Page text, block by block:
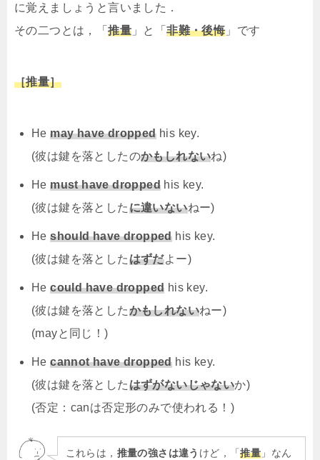
に覚えましょうと言いました．
その二つとは，「推量 」と「非難・後悔 」です
［推量］
Hemay have droppedhis key.
(彼は鍵を落としたのかもしれないね)
Hemust have dropped his key.
(彼は鍵を落としたに違いないねー)
Heshould have droppedhis key.
(彼は鍵を落としたはずだよー)
Hecould have dropped his key.
(彼は鍵を落としたかもしれないねー)
(mayと同じ！)
Hecannot have droppedhis key.
(彼は鍵を落としたはずがないじゃないか)
(否定：canは否定形のみで使われる！)
これらは， 推量の強さは違う けど，「推量 」なん